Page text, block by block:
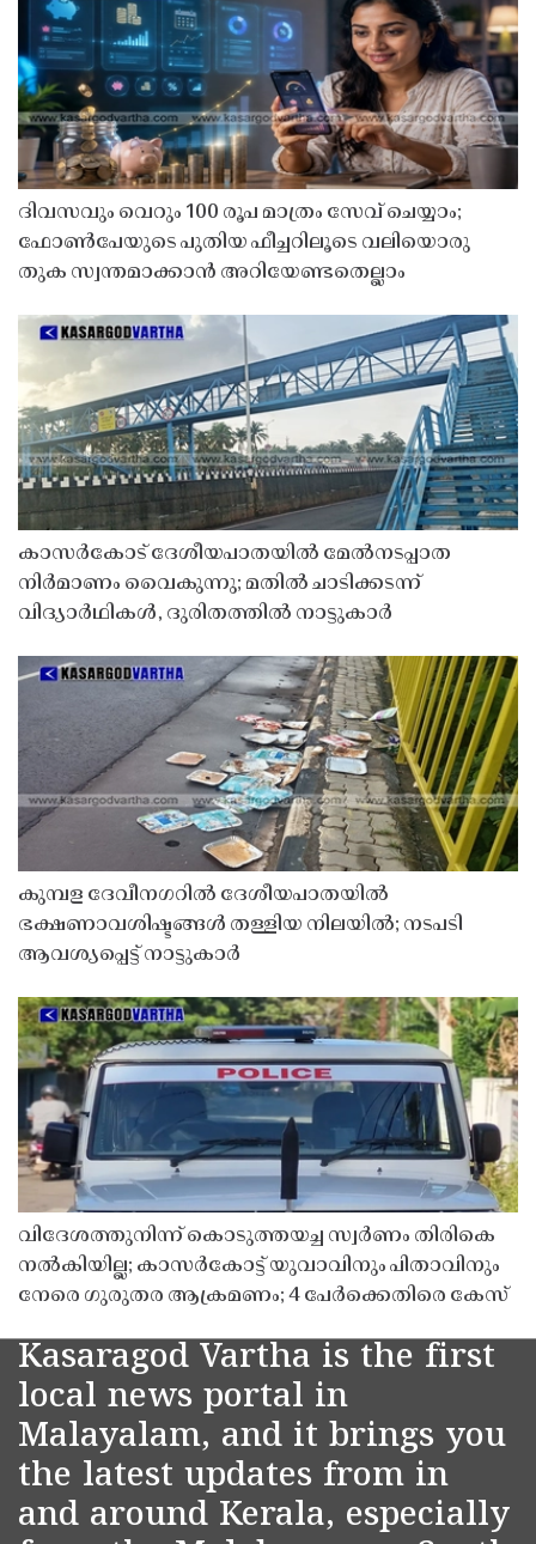
ദിവസവും വെറും 100 രൂപ മാത്രം സേവ് ചെയ്യാം;
ഫോൺപേയുടെ പുതിയ ഫീച്ചറിലൂടെ വലിയൊരു
തുക സ്വന്തമാക്കാൻ അറിയേണ്ടതെല്ലാം
കാസർകോട് ദേശീയപാതയിൽ മേൽനടപ്പാത
നിർമാണം വൈകുന്നു; മതിൽ ചാടിക്കടന്ന്
വിദ്യാർഥികൾ, ദുരിതത്തിൽ നാട്ടുകാർ
കുമ്പള ദേവീനഗറിൽ ദേശീയപാതയിൽ
ഭക്ഷണാവശിഷ്ടങ്ങൾ തള്ളിയ നിലയിൽ; നടപടി
ആവശ്യപ്പെട്ട് നാട്ടുകാർ
വിദേശത്തുനിന്ന് കൊടുത്തയച്ച സ്വർണം തിരികെ
നൽകിയില്ല; കാസർകോട്ട് യുവാവിനും പിതാവിനും
നേരെ ഗുരുതര ആക്രമണം; 4 പേർക്കെതിരെ കേസ്
Kasaragod Vartha is the first
local news portal in
Malayalam, and it brings you
the latest updates from in
and around Kerala, especially